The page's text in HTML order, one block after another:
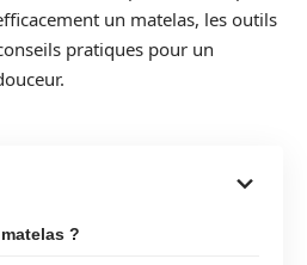
un matelas, les outils
pratiques pour un
?